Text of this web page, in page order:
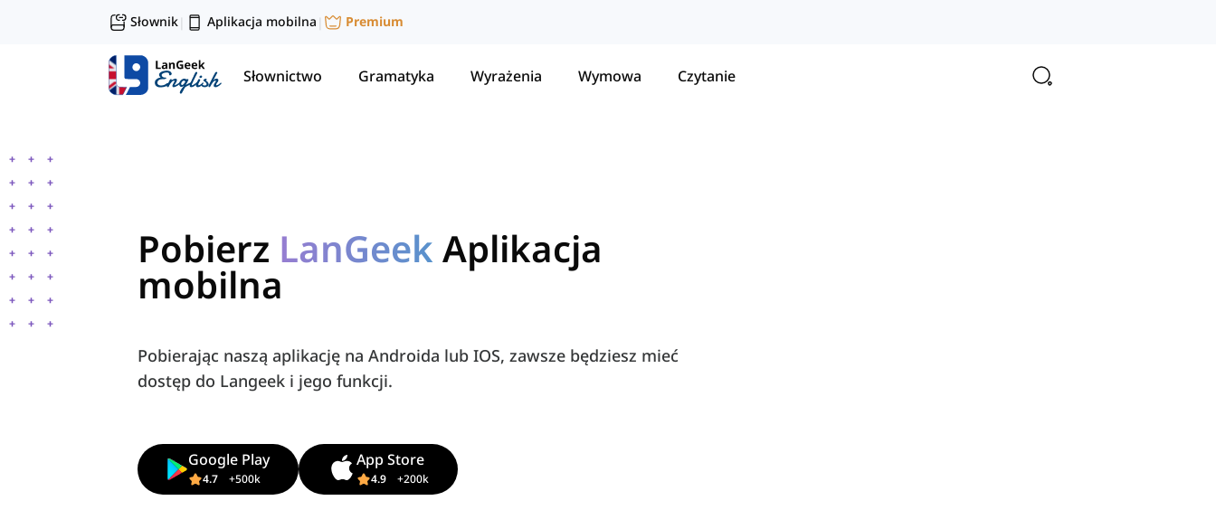
Słownik| Aplikacja mobilna | Premium
Słownictwo Gramatyka Wyrażenia Wymowa Czytanie
Pobierz LanGeek Aplikacja
mobilna
Pobierając naszą aplikację na Androida lub IOS, zawsze będziesz mieć
dostęp do Langeek i jego funkcji.
Google Play
4.7 +500k
App Store
4.9 +200k